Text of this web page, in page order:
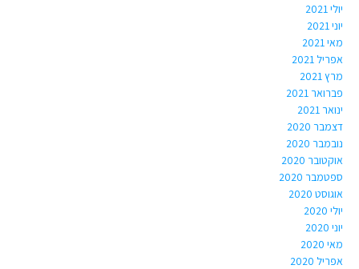
יולי 2021
יוני 2021
מאי 2021
אפריל 2021
מרץ 2021
פברואר 2021
ינואר 2021
דצמבר 2020
נובמבר 2020
אוקטובר 2020
ספטמבר 2020
אוגוסט 2020
יולי 2020
יוני 2020
מאי 2020
אפריל 2020